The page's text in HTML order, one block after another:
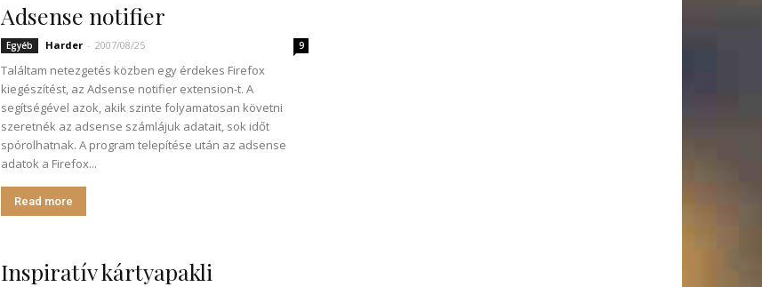
Adsense notifier
Egyéb Harder - 2007/08/25 9
Találtam netezgetés közben egy érdekes Firefox
kiegészítést, az Adsense notifier extension-t. A
segítségével azok, akik szinte folyamatosan követni
szeretnék az adsense számlájuk adatait, sok időt
spórolhatnak. A program telepítése után az adsense
adatok a Firefox...
Read more
Inspiratív kártyapakli